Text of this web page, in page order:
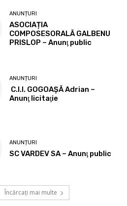
ANUNȚURI
ASOCIAȚIA
COMPOSESORALĂ GALBENU
PRISLOP – Anunţ public
ANUNȚURI
C.I.I. GOGOAŞĂ Adrian –
Anunţ licitaţie
ANUNȚURI
SC VARDEV SA – Anunţ public
Încărcați mai multe